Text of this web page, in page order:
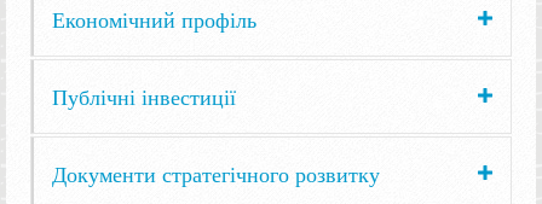
Економічний профіль
Публічні інвестиції
Документи стратегічного розвитку